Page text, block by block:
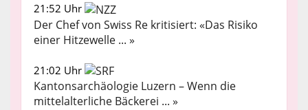
21:52 Uhr
Der Chef von Swiss Re kritisiert: «Das Risiko
einer Hitzewelle ... »
21:02 Uhr
Kantonsarchäologie Luzern – Wenn die
mittelalterliche Bäckerei ... »